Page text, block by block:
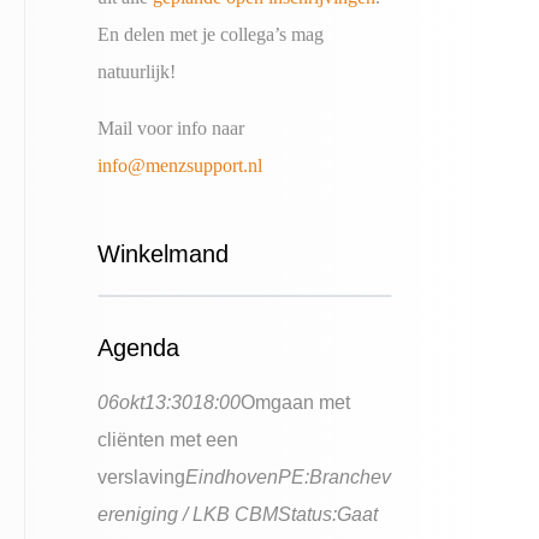
En delen met je collega’s mag
natuurlijk!
Mail voor info naar
info@menzsupport.nl
Winkelmand
Agenda
06okt13:3018:00Omgaan met
cliënten met een
verslavingEindhovenPE:Branchev
ereniging / LKB CBMStatus:Gaat